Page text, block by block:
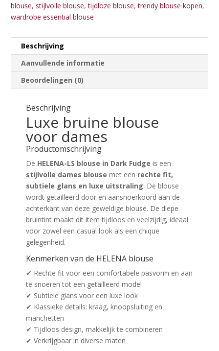
blouse,stijlvolle blouse,tijdloze blouse,trendy blouse kopen,
wardrobe essential blouse
Beschrijving
Aanvullende informatie
Beoordelingen (0)
Beschrijving
Luxe bruine blouse
voor dames
Productomschrijving
De HELENA-LS blouse in Dark Fudge is een
stijlvolle dames blouse met een rechte fit,
subtiele glans en luxe uitstraling. De blouse
wordt getailleerd door en aansnoerkoord aan de
achterkant van deze geweldige blouse. De diepe
bruintint maakt dit item tijdloos en veelzijdig, ideaal
voor zowel een casual look als een chique
gelegenheid.
Kenmerken van de HELENA blouse
✔ Rechte fit voor een comfortabele pasvorm en aan
te snoeren tot een getailleerd model
✔ Subtiele glans voor een luxe look
✔ Klassieke details: kraag, knoopsluiting en
manchetten
✔ Tijdloos design, makkelijk te combineren
✔ Verkrijgbaar in diverse maten